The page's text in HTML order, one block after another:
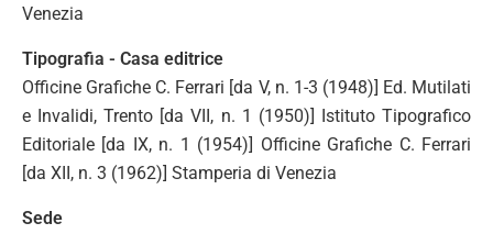
Venezia
Tipografia - Casa editrice
Officine Grafiche C. Ferrari [da V, n. 1-3 (1948)] Ed. Mutilati
e Invalidi, Trento [da VII, n. 1 (1950)] Istituto Tipografico
Editoriale [da IX, n. 1 (1954)] Officine Grafiche C. Ferrari
[da XII, n. 3 (1962)] Stamperia di Venezia
Sede